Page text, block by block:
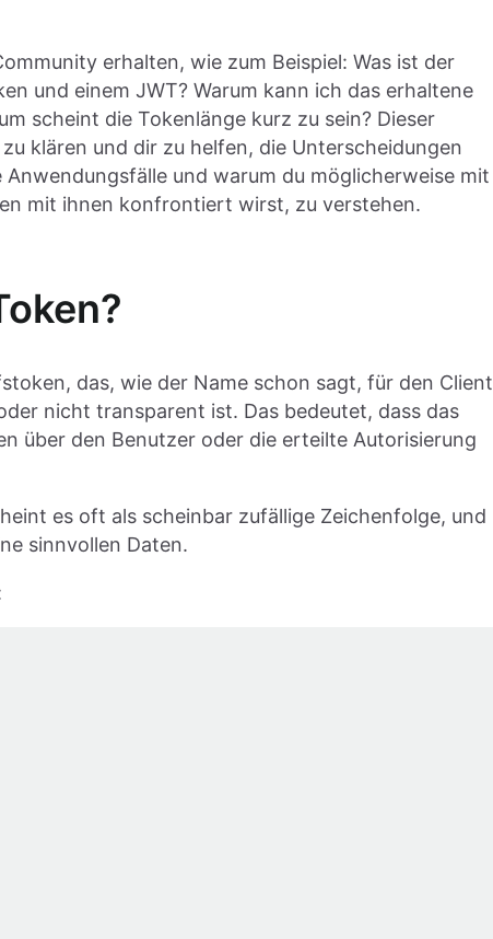
erhalten, wie zum Beispiel: Was ist der
und einem JWT? Warum kann ich das erhaltene
scheint die Tokenlänge kurz zu sein? Dieser
klären und dir zu helfen, die Unterscheidungen
und warum du möglicherweise mit
mit ihnen konfrontiert wirst, zu verstehen.
das, wie der Name schon sagt, für den Client
nicht transparent ist. Das bedeutet, dass das
über den Benutzer oder die erteilte Autorisierung
es oft als scheinbar zufällige Zeichenfolge, und
sinnvollen Daten.